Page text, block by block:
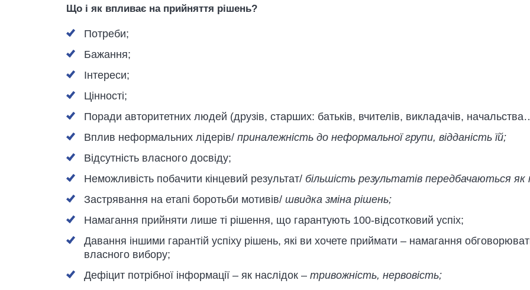
Що і як впливає на прийняття рішень?
Потреби;
Бажання;
Інтереси;
Цінності;
Поради авторитетних людей (друзів, старших: батьків, вчителів, викладачів,
Вплив неформальних лідерів/ приналежність до неформальної групи, відданість їй;
Відсутність власного досвіду;
Неможливість побачити кінцевий результат/ більшість результатів передбачаються як
Застрявання на етапі боротьби мотивів/ швидка зміна рішень;
Намагання прийняти лише ті рішення, що гарантують 100-відсотковий успіх;
Давання іншими гарантій успіху рішень, які ви хочете приймати – намагання
власного вибору;
Дефіцит потрібної інформації – як наслідок – тривожність, нервовість;